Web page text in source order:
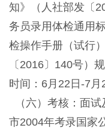
知》（人社部发〔
务员录用体检通用
检操作手册（试行
〔2016〕140号）
时间：6月22日-7月
（六）考核：面
市2004年考录国家